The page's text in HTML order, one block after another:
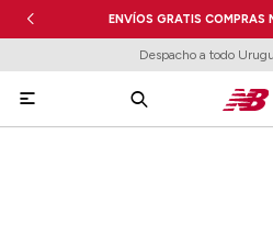
ENVÍOS GRATIS
Despacho a todo
